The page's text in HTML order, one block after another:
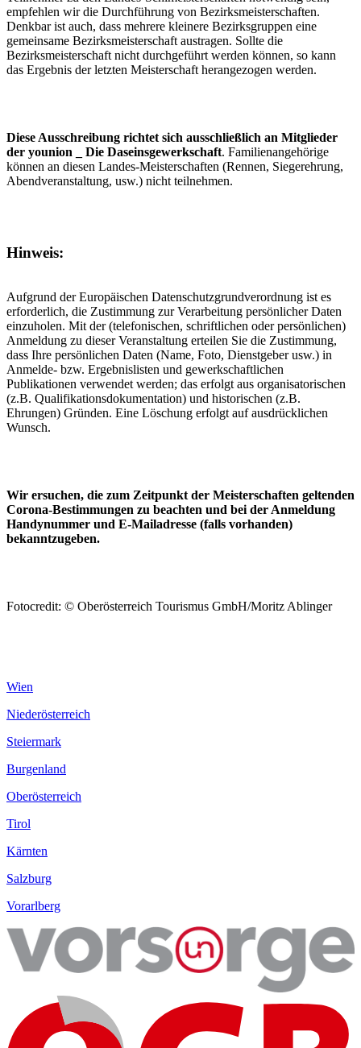
empfehlen wir die Durchführung von Bezirksmeisterschaften.
Denkbar ist auch, dass mehrere kleinere Bezirksgruppen eine
gemeinsame Bezirksmeister­schaft austragen. Sollte die
Bezirksmeisterschaft nicht durchgeführt werden können, so kann
das Ergebnis der letzten Meisterschaft her­angezogen werden.
Diese Ausschreibung richtet sich ausschließlich an Mitglieder
der younion _ Die Daseinsgewerkschaft. Familienangehörige
können an diesen Landes-Meisterschaften (Rennen, Siegerehrung,
Abendveranstaltung, usw.) nicht teilnehmen.
Hinweis:
Aufgrund der Europäischen Datenschutzgrundverordnung ist es
erforderlich, die Zustimmung zur Verarbeitung persönlicher Daten
einzuholen. Mit der (telefonischen, schriftlichen oder persönlichen)
Anmeldung zu dieser Veranstaltung erteilen Sie die Zustimmung,
dass Ihre persönlichen Daten (Name, Foto, Dienstgeber usw.) in
Anmelde- bzw. Ergebnislisten und gewerkschaftlichen
Publikationen verwendet werden; das erfolgt aus organisatorischen
(z.B. Qualifikationsdokumentation) und historischen (z.B.
Ehrungen) Gründen. Eine Löschung erfolgt auf ausdrücklichen
Wunsch.
Wir ersuchen, die zum Zeitpunkt der Meisterschaften geltenden
Corona-Bestimmungen zu beachten und bei der Anmeldung
Handynummer und E-Mailadresse (falls vorhanden)
bekanntzugeben.
Fotocredit: © Oberösterreich Tourismus GmbH/Moritz Ablinger
Wien
Niederösterreich
Steiermark
Burgenland
Oberösterreich
Tirol
Kärnten
Salzburg
Vorarlberg